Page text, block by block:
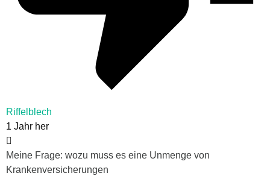
Riffelblech
1 Jahr her
Meine Frage: wozu muss es eine Unmenge von
Krankenversicherungen